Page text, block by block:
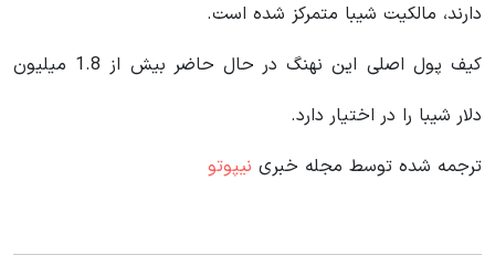
دارند، مالکیت شیبا متمرکز شده است.
کیف پول اصلی این نهنگ در حال حاضر بیش از 1.8 میلیون
دلار شیبا را در اختیار دارد.
ترجمه شده توسط مجله خبری نیپوتو